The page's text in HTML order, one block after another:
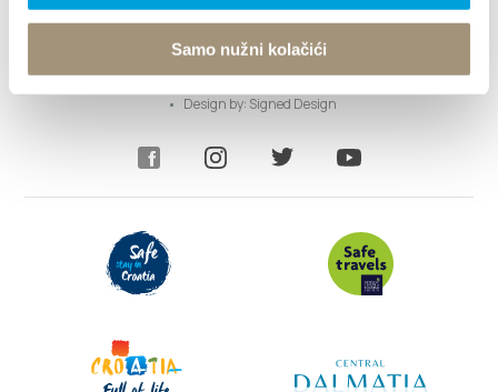
Samo nužni kolačići
Design by: Signed Design